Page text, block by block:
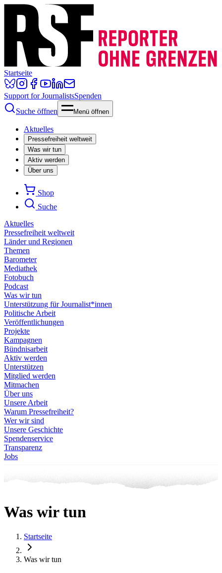
Startseite
Support for JournalistsSpenden
Suche öffnen
Menü öffnen
Aktuelles
Pressefreiheit weltweit
Was wir tun
Aktiv werden
Über uns
Shop
Suche
Aktuelles
Pressefreiheit weltweit
Länder und Regionen
Themen
Barometer
Mediathek
Fotobuch
Podcast
Was wir tun
Unterstützung für Journalist*innen
Politische Arbeit
Veröffentlichungen
Projekte
Kampagnen
Bündnisarbeit
Aktiv werden
Unterstützen
Mitglied werden
Mitmachen
Über uns
Unsere Arbeit
Warum Pressefreiheit?
Wer wir sind
Unsere Geschichte
Spendenservice
Transparenz
Jobs
Was wir tun
Startseite
Was wir tun